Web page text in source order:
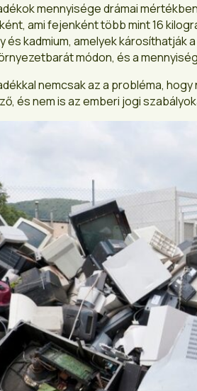
mennyisége drámai
ami fejenként több mint 16
és kadmium, amelyek
módon, és a
nemcsak az a probléma,
és nem is az emberi jogi